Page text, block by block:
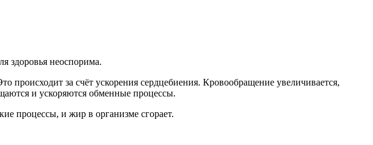
здоровья неоспорима.
за счёт ускорения сердцебиения. Кровообращение увеличивается,
и ускоряются обменные процессы.
процессы, и жир в организме сгорает.